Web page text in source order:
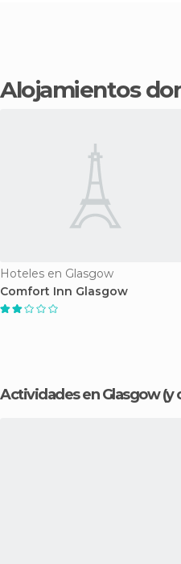
Alojamientos
Hoteles en Glasgow
Comfort Inn Glasgow
Actividades en Glasgow (y